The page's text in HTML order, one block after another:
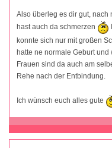
Also überleg es dir gut, nach
hast auch da schmerzen
konnte sich nur mit großen
hatte ne normale Geburt
Frauen sind da auch am
Rehe nach der Entbindung.
Ich wünsch euch alles gute